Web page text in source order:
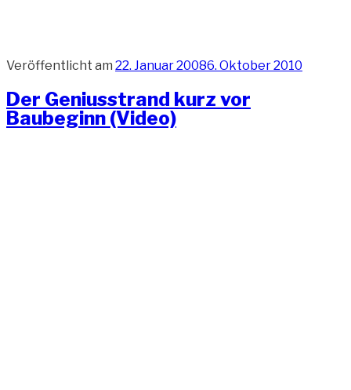
Veröffentlicht am 22. Januar 20086. Oktober 2010
Der Geniusstrand kurz vor
Baubeginn (Video)